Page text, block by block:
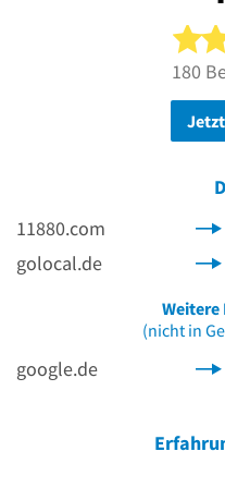
180
11880.com
golocal.de
(nicht in
google.de